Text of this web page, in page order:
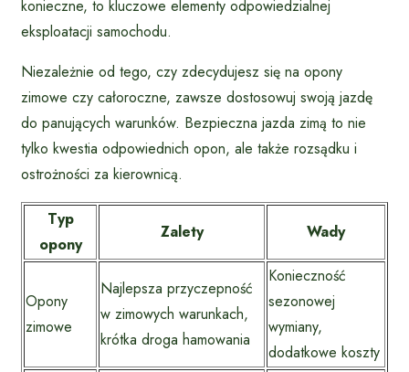
konieczne, to kluczowe elementy odpowiedzialnej
eksploatacji samochodu.
Niezależnie od tego, czy zdecydujesz się na opony
zimowe czy całoroczne, zawsze dostosowuj swoją jazdę
do panujących warunków. Bezpieczna jazda zimą to nie
tylko kwestia odpowiednich opon, ale także rozsądku i
ostrożności za kierownicą.
Typ
opony
Zalety Wady
Opony
zimowe
Najlepsza przyczepność
w zimowych warunkach,
krótka droga hamowania
Konieczność
sezonowej
wymiany,
dodatkowe koszty